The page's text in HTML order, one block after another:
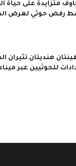
متزايدة على حياة
رفض حوثي لعرض
هنديتان
للحوثيين عبر